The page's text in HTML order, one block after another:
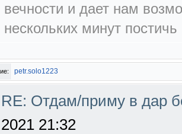
вечности и дает нам
нескольких минут
petr.solo1223
RE: Отдам/приму в дар
2021 21:32